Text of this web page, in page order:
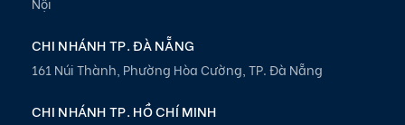
CHI NHÁNH TP. ĐÀ NẴNG
161 Núi Thành, Phường Hòa Cường, TP. Đà Nẵng
CHI NHÁNH TP. HỒ CHÍ MINH